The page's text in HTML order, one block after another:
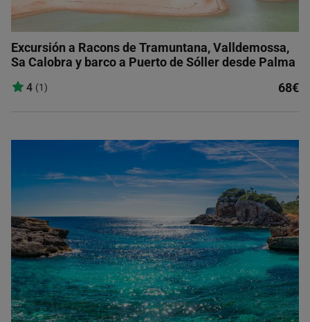
Excursión a Racons de Tramuntana, Valldemossa,
Sa Calobra y barco a Puerto de Sóller desde Palma
4 (1) 68€